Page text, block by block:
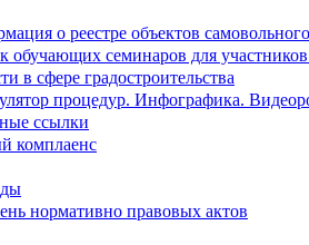
о реестре объектов
обучающих семинаров для участников
в сфере градостроительства
процедур. Инфографика.
ссылки
комплаенс
нормативно правовых актов